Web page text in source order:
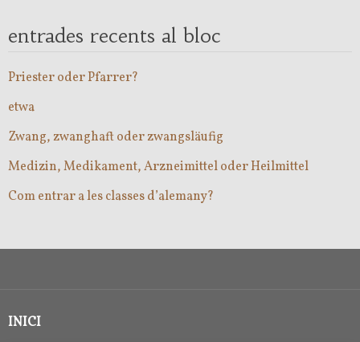
entrades recents al bloc
Priester oder Pfarrer?
etwa
Zwang, zwanghaft oder zwangsläufig
Medizin, Medikament, Arzneimittel oder Heilmittel
Com entrar a les classes d’alemany?
INICI